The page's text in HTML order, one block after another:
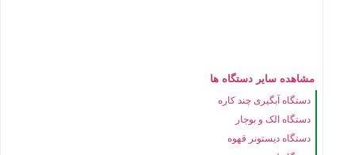
مشاهده سایر دستگاه ها
دستگاه آبگیری چند کاره
دستگاه الک و بوجار
دستگاه دیستونر قهوه